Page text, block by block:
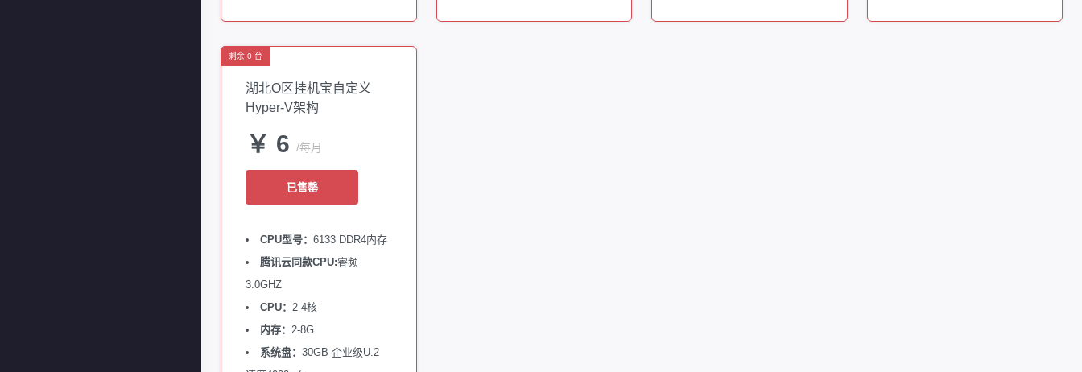
剩余 0 台
湖北O区挂机宝自定义
Hyper-V架构
￥ 6 /每月
已售罄
CPU型号： 6133 DDR4内存
腾讯云同款CPU:睿频
3.0GHZ
CPU： 2-4核
内存： 2-8G
系统盘： 30GB 企业级U.2